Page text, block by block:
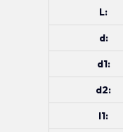
L:
d:
d1:
d2:
l1: